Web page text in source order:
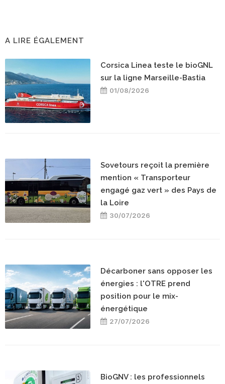
A LIRE ÉGALEMENT
Corsica Linea teste le bioGNL
sur la ligne Marseille-Bastia
01/08/2026
Sovetours reçoit la première
mention « Transporteur
engagé gaz vert » des Pays de
la Loire
30/07/2026
Décarboner sans opposer les
énergies : l'OTRE prend
position pour le mix-
énergétique
27/07/2026
BioGNV : les professionnels